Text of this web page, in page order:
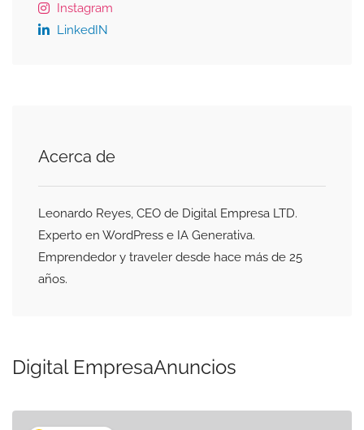
Instagram
LinkedIN
Acerca de
Leonardo Reyes, CEO de Digital Empresa LTD.
Experto en WordPress e IA Generativa.
Emprendedor y traveler desde hace más de 25
años.
Digital EmpresaAnuncios